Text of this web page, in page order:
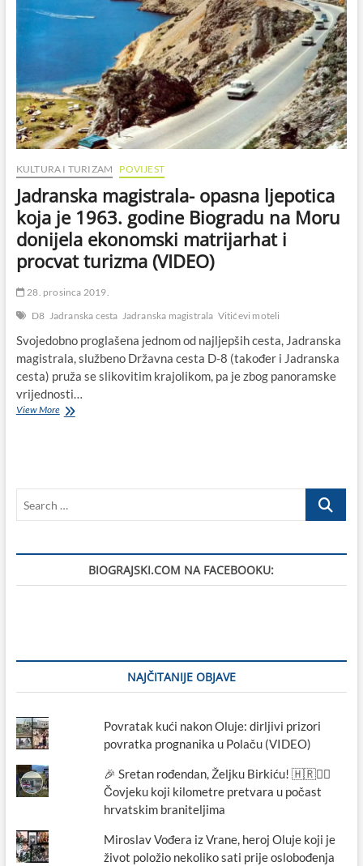
KULTURA I TURIZAM POVIJEST
Jadranska magistrala- opasna ljepotica
koja je 1963. godine Biogradu na Moru
donijela ekonomski matrijarhat i
procvat turizma (VIDEO)
28. prosinca 2019.
D8 Jadranska cesta Jadranska magistrala Vitićevi moteli
Svojedobno proglašena jednom od najljepših cesta, Jadranska
magistrala, službeno Državna cesta D-8 (također i Jadranska
cesta) pruža se slikovitim krajolikom, pa je zbog panoramske
vrijednosti…
View MoreJadranska
godine
Moru
donijela
ekonomski
Search
BIOGRAJSKI.COM NA FACEBOOKU:
NAJČITANIJE OBJAVE
Povratak kući nakon Oluje: dirljivi prizori
povratka prognanika u Polaču (VIDEO)
🎉 Sretan rođendan, Željku Birkiću! 🇭🇷🏃‍♂️
Čovjeku koji kilometre pretvara u počast
hrvatskim braniteljima
Miroslav Vođera iz Vrane, heroj Oluje koji je
život položio nekoliko sati prije oslobođenja